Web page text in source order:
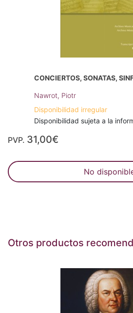
CONCIERTOS, SONATAS,
Nawrot, Piotr
Disponibilidad irregular
Disponibilidad sujeta a la
PVP. 31,00€
No
Otros productos